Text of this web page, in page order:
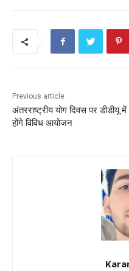
p
p
Previous article
अंतरराष्ट्रीय योग दिवस पर डीडीयू में
होंगे विविध आयोजन